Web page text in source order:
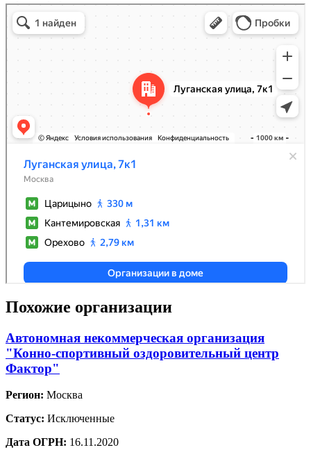
Похожие организации
Автономная некоммерческая организация
"Конно-спортивный оздоровительный центр
Фактор"
Регион: Москва
Статус: Исключенные
Дата ОГРН: 16.11.2020